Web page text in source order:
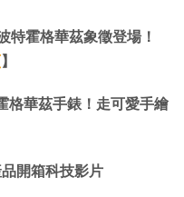
特霍格華茲象徵登場！
】
格華茲手錶！走可愛手繪
開箱科技影片